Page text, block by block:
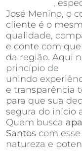
,
José Menino, o
cliente é o
qualidade,
e conte com
da região. Aqui
princípio de
unindo
e transparência
para que sua
segura do início
Quem busca
Santos com
natureza e